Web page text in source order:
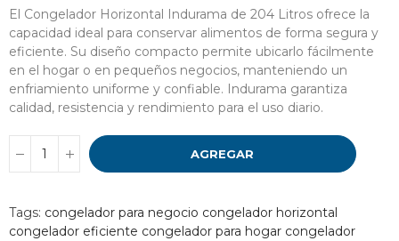
El Congelador Horizontal Indurama de 204 Litros ofrece la
capacidad ideal para conservar alimentos de forma segura y
eficiente. Su diseño compacto permite ubicarlo fácilmente
en el hogar o en pequeños negocios, manteniendo un
enfriamiento uniforme y confiable. Indurama garantiza
calidad, resistencia y rendimiento para el uso diario.
AGREGAR
Tags: congelador para negocio congelador horizontal
congelador eficiente congelador para hogar congelador